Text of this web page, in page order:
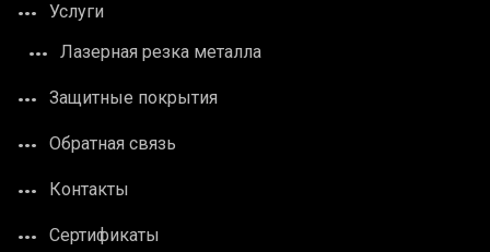
Услуги
Лазерная резка металла
Защитные покрытия
Обратная связь
Контакты
Сертификаты